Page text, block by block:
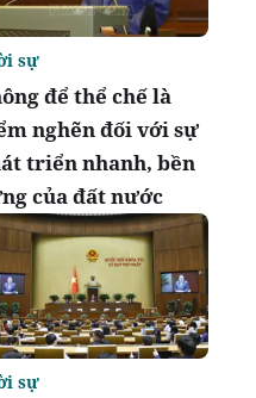
để thể chế là
nghẽn đối với sự
triển nhanh, bền
của đất nước
sự
sự